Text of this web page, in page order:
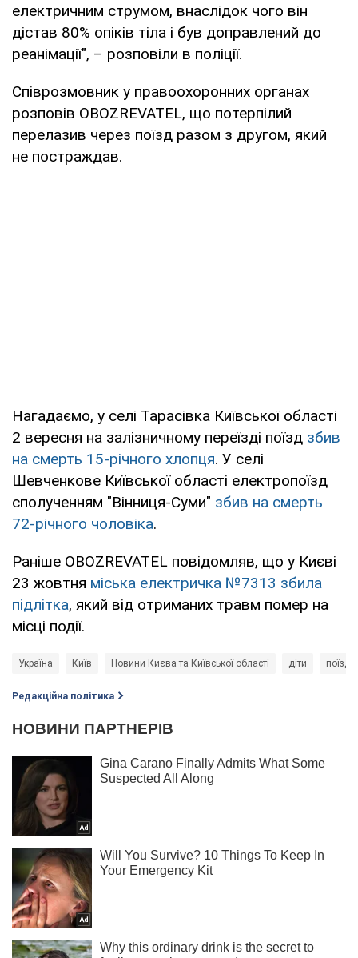
електричним струмом, внаслідок чого він
дістав 80% опіків тіла і був доправлений до
реанімації", – розповіли в поліції.
Співрозмовник у правоохоронних органах
розповів OBOZREVATEL, що потерпілий
перелазив через поїзд разом з другом, який
не постраждав.
Нагадаємо, у селі Тарасівка Київської області
2 вересня на залізничному переїзді поїзд збив
на смерть 15-річного хлопця. У селі
Шевченкове Київської області електропоїзд
сполученням "Вінниця-Суми" збив на смерть
72-річного чоловіка.
Раніше OBOZREVATEL повідомляв, що у Києві
23 жовтня міська електричка №7313 збила
підлітка, який від отриманих травм помер на
місці події.
Україна Київ Новини Києва та Київської області діти поїзд
Редакційна політика